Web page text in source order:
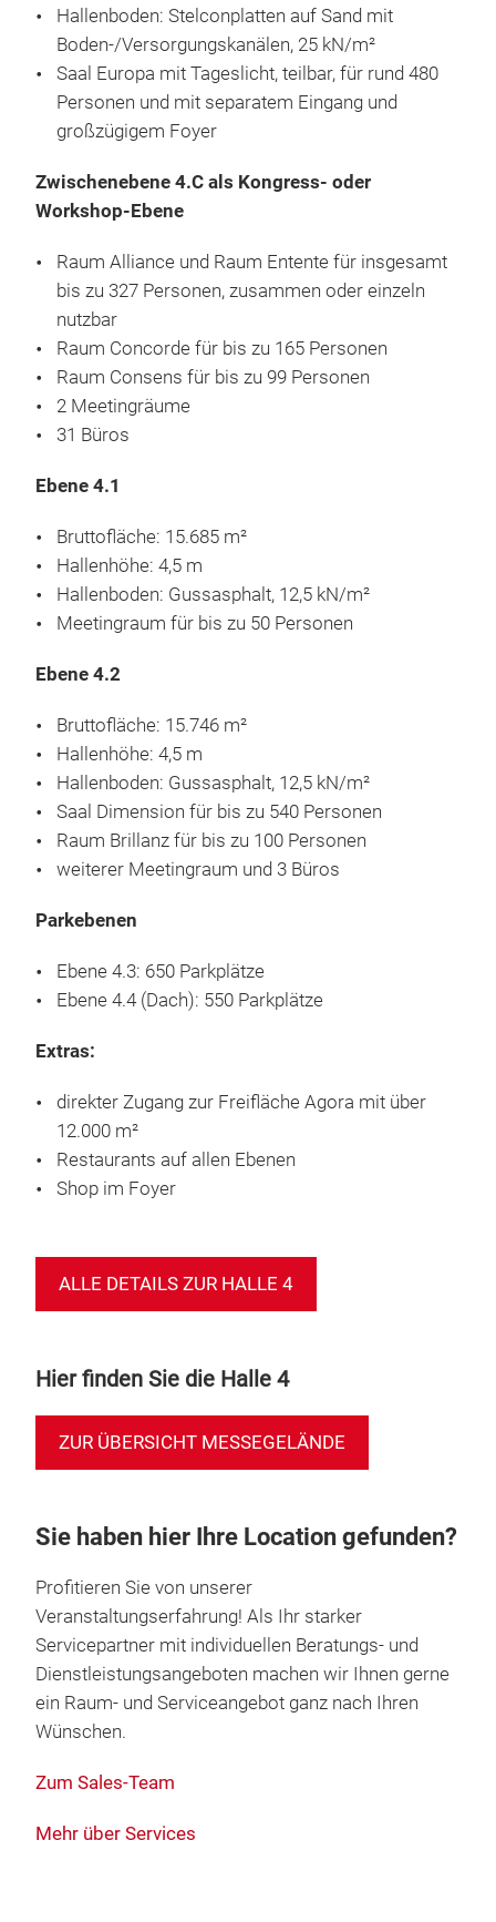
Hallenboden: Stelconplatten auf Sand mit
Boden-/Versorgungskanälen, 25 kN/m²
Saal Europa mit Tageslicht, teilbar, für rund 480
Personen und mit separatem Eingang und
großzügigem Foyer
Zwischenebene 4.C als Kongress- oder
Workshop-Ebene
Raum Alliance und Raum Entente für insgesamt
bis zu 327 Personen, zusammen oder einzeln
nutzbar
Raum Concorde für bis zu 165 Personen
Raum Consens für bis zu 99 Personen
2 Meetingräume
31 Büros
Ebene 4.1
Bruttofläche: 15.685 m²
Hallenhöhe: 4,5 m
Hallenboden: Gussasphalt, 12,5 kN/m²
Meetingraum für bis zu 50 Personen
Ebene 4.2
Bruttofläche: 15.746 m²
Hallenhöhe: 4,5 m
Hallenboden: Gussasphalt, 12,5 kN/m²
Saal Dimension für bis zu 540 Personen
Raum Brillanz für bis zu 100 Personen
weiterer Meetingraum und 3 Büros
Parkebenen
Ebene 4.3: 650 Parkplätze
Ebene 4.4 (Dach): 550 Parkplätze
Extras:
direkter Zugang zur Freifläche Agora mit über
12.000 m²
Restaurants auf allen Ebenen
Shop im Foyer
ALLE DETAILS ZUR HALLE 4
Hier finden Sie die Halle 4
ZUR ÜBERSICHT MESSEGELÄNDE
Sie haben hier Ihre Location gefunden?
Profitieren Sie von unserer
Veranstaltungserfahrung! Als Ihr starker
Servicepartner mit individuellen Beratungs- und
Dienstleistungsangeboten machen wir Ihnen gerne
ein Raum- und Serviceangebot ganz nach Ihren
Wünschen.
Zum Sales-Team
Mehr über Services